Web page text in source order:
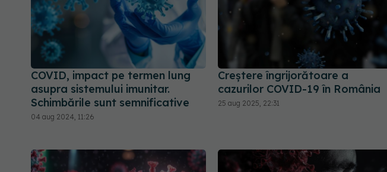
COVID, impact pe termen lung
asupra sistemului imunitar.
Schimbările sunt semnificative
04 aug 2024, 11:26
Creștere îngrijorătoare a
cazurilor COVID-19 în România
25 aug 2025, 22:31